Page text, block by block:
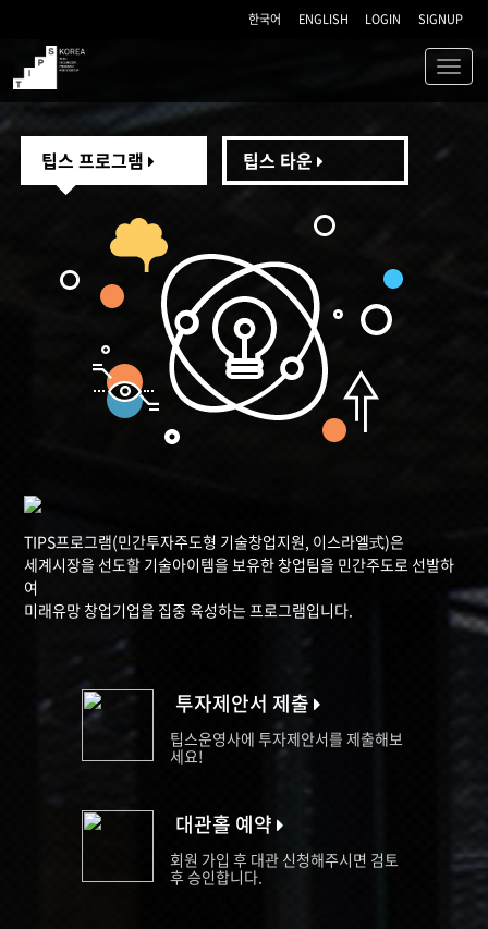
한국어 ENGLISH LOGIN SIGNUP
TIPS
팁스 프로그램 팁스 타운
TIPS프로그램(민간투자주도형 기술창업지원, 이스라엘式)은
세계시장을 선도할 기술아이템을 보유한 창업팀을 민간주도로 선발하
여
미래유망 창업기업을 집중 육성하는 프로그램입니다.
투자제안서 제출
팁스운영사에 투자제안서를 제출해보
세요!
대관홀 예약
회원 가입 후 대관 신청해주시면 검토
후 승인합니다.